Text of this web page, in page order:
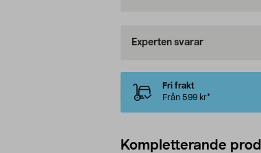
Experten svarar
Fri frakt
Från 599 kr*
Kompletterande